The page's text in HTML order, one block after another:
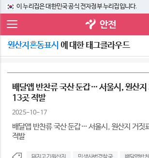
이 누리집은 대한민국 공식 전자정부 누리집입니다.
안전
원산지혼동표시 에 대한 태그클라우드
배달앱 반찬류 국산 둔갑… 서울시, 원산지
13곳 적발
2025-10-17
배달앱 반찬류 국산 둔갑… 서울시, 원산지 거짓
적발